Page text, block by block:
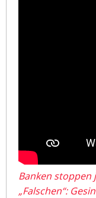
Banken stoppen
„Falschen“: